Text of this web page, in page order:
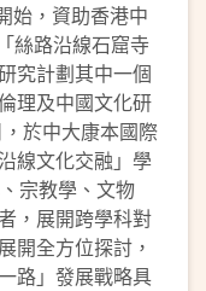
始，資助香港中
絲路沿線石窟寺
究計劃其中一個
理及中國文化研
於中大康本國際
線文化交融」學
宗教學、文物
，展開跨學科對
開全方位探討，
路」發展戰略具